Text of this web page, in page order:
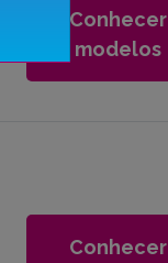
Conhecer
modelos
Conhecer